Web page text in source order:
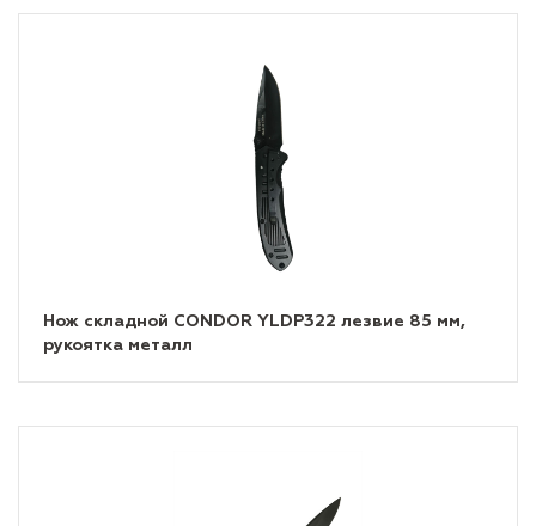
Нож складной CONDOR YLDP322 лезвие 85 мм,
рукоятка металл